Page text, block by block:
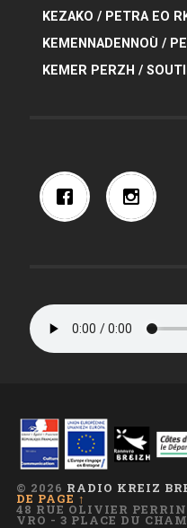
KEZAKO / PETRA EO
KEMENNADENNOÙ /
KEMER PERZH /
© 2026 RADIO KREIZ
DE PAGE ↑
48 RUE OLIVIER
VRO - 3 PLACE DU